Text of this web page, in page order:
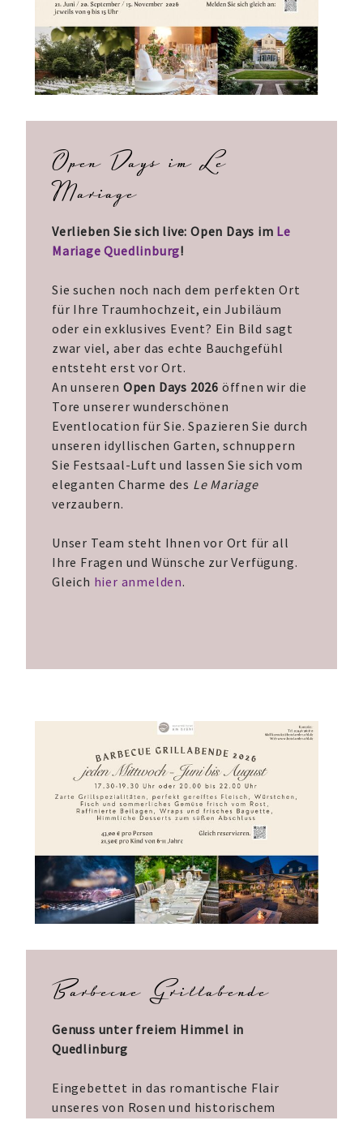
Open Days im Le
Mariage
Verlieben Sie sich live: Open Days im Le
Mariage Quedlinburg!
Sie suchen noch nach dem perfekten Ort
für Ihre Traumhochzeit, ein Jubiläum
oder ein exklusives Event? Ein Bild sagt
zwar viel, aber das echte Bauchgefühl
entsteht erst vor Ort.
An unseren Open Days 2026 öffnen wir die
Tore unserer wunderschönen
Eventlocation für Sie. Spazieren Sie durch
unseren idyllischen Garten, schnuppern
Sie Festsaal-Luft und lassen Sie sich vom
eleganten Charme des Le Mariage
verzaubern.
Unser Team steht Ihnen vor Ort für all
Ihre Fragen und Wünsche zur Verfügung.
Gleich hier anmelden.
Barbecue Grillabende
Genuss unter freiem Himmel in
Quedlinburg
Eingebettet in das romantische Flair
unseres von Rosen und historischem